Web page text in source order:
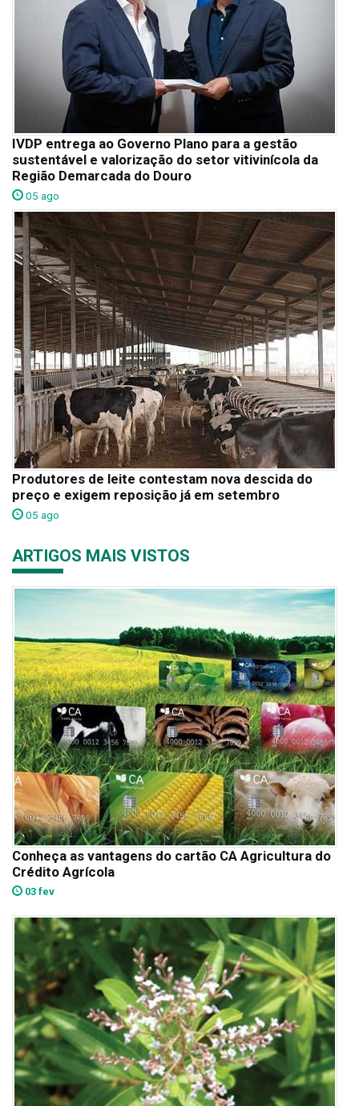
IVDP entrega ao Governo Plano para a gestão
sustentável e valorização do setor vitivinícola da
Região Demarcada do Douro
05 ago
Produtores de leite contestam nova descida do
preço e exigem reposição já em setembro
05 ago
ARTIGOS MAIS VISTOS
Conheça as vantagens do cartão CA Agricultura do
Crédito Agrícola
03 fev